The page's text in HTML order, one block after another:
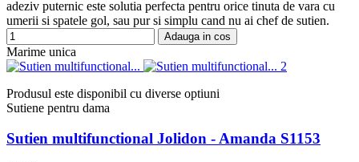
adeziv puternic este solutia perfecta pentru orice tinuta de vara cu
umerii si spatele gol, sau pur si simplu cand nu ai chef de sutien.
Adauga in cos
Marime unica
Produsul este disponibil cu diverse optiuni
Sutiene pentru dama
Sutien multifunctional Jolidon - Amanda S1153